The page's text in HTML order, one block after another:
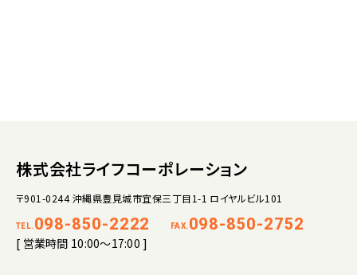
株式会社ライフコーポレーション
〒901-0244 沖縄県豊見城市宜保三丁目1-1 ロイヤルビル101
TEL. 098-850-2222 FAX. 098-850-2752
[ 営業時間 10:00～17:00 ]